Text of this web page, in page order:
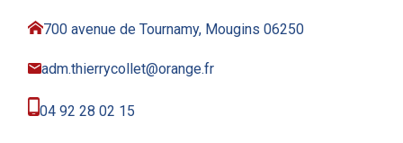
700 avenue de Tournamy, Mougins 06250
adm.thierrycollet@orange.fr
04 92 28 02 15